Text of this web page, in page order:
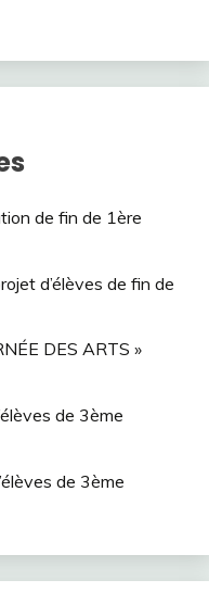
de fin de 1ère
d’élèves de fin de
DES ARTS »
de 3ème
de 3ème